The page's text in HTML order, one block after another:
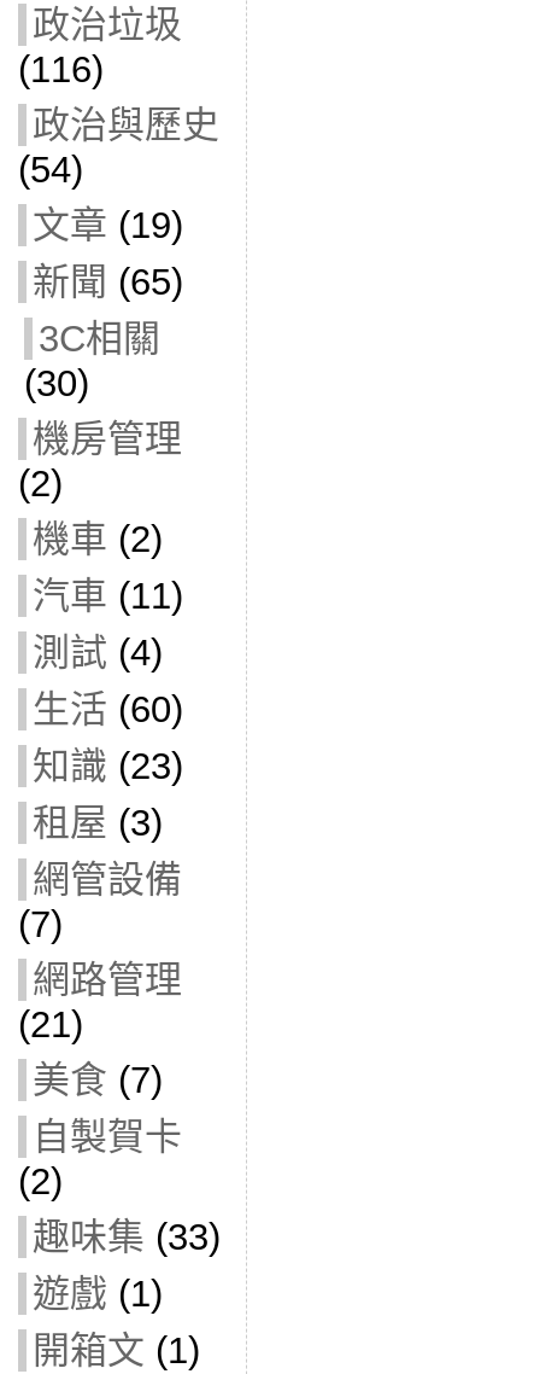
政治垃圾
(116)
政治與歷史
(54)
文章 (19)
新聞 (65)
3C相關
(30)
機房管理
(2)
機車 (2)
汽車 (11)
測試 (4)
生活 (60)
知識 (23)
租屋 (3)
網管設備
(7)
網路管理
(21)
美食 (7)
自製賀卡
(2)
趣味集 (33)
遊戲 (1)
開箱文 (1)